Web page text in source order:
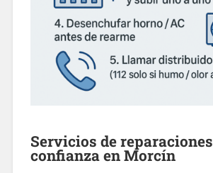
Servicios dereparaciones
confianza enMorcín